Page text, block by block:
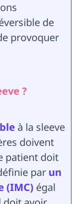
de
provoquer
?
à la sleeve
doivent
patient doit
par un
(IMC) égal